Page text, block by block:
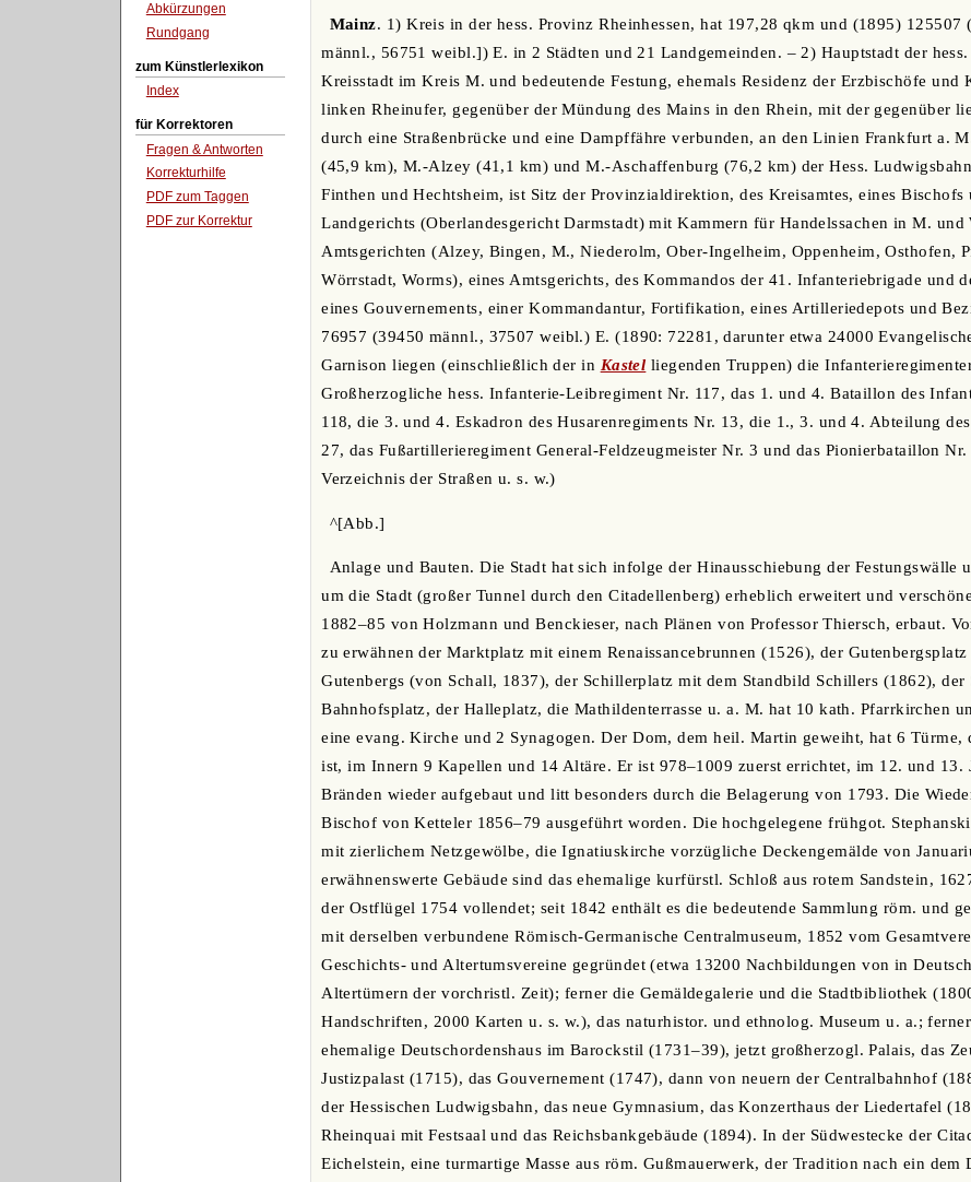
Abkürzungen
Rundgang
zum Künstlerlexikon
Index
für Korrektoren
Fragen & Antworten
Korrekturhilfe
PDF zum Taggen
PDF zur Korrektur
Mainz. 1) Kreis in der hess. Provinz Rheinhessen, hat 197,28 qkm und (1895) 125507
männl., 56751 weibl.]) E. in 2 Städten und 21 Landgemeinden. – 2) Hauptstadt der
Kreisstadt im Kreis M. und bedeutende Festung, ehemals Residenz der Erzbischöfe
linken Rheinufer, gegenüber der Mündung des Mains in den Rhein, mit der gegenüber
durch eine Straßenbrücke und eine Dampffähre verbunden, an den Linien Frankfurt a.
(45,9 km), M.-Alzey (41,1 km) und M.-Aschaffenburg (76,2 km) der Hess.
Finthen und Hechtsheim, ist Sitz der Provinzialdirektion, des Kreisamtes, eines Bischofs
Landgerichts (Oberlandesgericht Darmstadt) mit Kammern für Handelssachen in M. und
Amtsgerichten (Alzey, Bingen, M., Niederolm, Ober-Ingelheim, Oppenheim, Osthofen,
Wörrstadt, Worms), eines Amtsgerichts, des Kommandos der 41. Infanteriebrigade und
eines Gouvernements, einer Kommandantur, Fortifikation, eines Artilleriedepots und
76957 (39450 männl., 37507 weibl.) E. (1890: 72281, darunter etwa 24000
Garnison liegen (einschließlich der in Kastel liegenden Truppen) die
Großherzogliche hess. Infanterie-Leibregiment Nr. 117, das 1. und 4. Bataillon des
118, die 3. und 4. Eskadron des Husarenregiments Nr. 13, die 1., 3. und 4. Abteilung
27, das Fußartillerieregiment General-Feldzeugmeister Nr. 3 und das Pionierbataillon
Verzeichnis der Straßen u. s. w.)
^[Abb.]
Anlage und Bauten. Die Stadt hat sich infolge der Hinausschiebung der Festungswälle
um die Stadt (großer Tunnel durch den Citadellenberg) erheblich erweitert und
1882‒85 von Holzmann und Benckieser, nach Plänen von Professor Thiersch, erbaut.
zu erwähnen der Marktplatz mit einem Renaissancebrunnen (1526), der
Gutenbergs (von Schall, 1837), der Schillerplatz mit dem Standbild Schillers (1862), der
Bahnhofsplatz, der Halleplatz, die Mathildenterrasse u. a. M. hat 10 kath. Pfarrkirchen
eine evang. Kirche und 2 Synagogen. Der Dom, dem heil. Martin geweiht, hat 6 Türme,
ist, im Innern 9 Kapellen und 14 Altäre. Er ist 978‒1009 zuerst errichtet, im 12. und 13.
Bränden wieder aufgebaut und litt besonders durch die Belagerung von 1793. Die
Bischof von Ketteler 1856‒79 ausgeführt worden. Die hochgelegene frühgot.
mit zierlichem Netzgewölbe, die Ignatiuskirche vorzügliche Deckengemälde von
erwähnenswerte Gebäude sind das ehemalige kurfürstl. Schloß aus rotem Sandstein,
der Ostflügel 1754 vollendet; seit 1842 enthält es die bedeutende Sammlung röm. und
mit derselben verbundene Römisch-Germanische Centralmuseum, 1852 vom
Geschichts- und Altertumsvereine gegründet (etwa 13200 Nachbildungen von in
Altertümern der vorchristl. Zeit); ferner die Gemäldegalerie und die Stadtbibliothek
Handschriften, 2000 Karten u. s. w.), das naturhistor. und ethnolog. Museum u. a.;
ehemalige Deutschordenshaus im Barockstil (1731‒39), jetzt großherzogl. Palais, das
Justizpalast (1715), das Gouvernement (1747), dann von neuern der Centralbahnhof
der Hessischen Ludwigsbahn, das neue Gymnasium, das Konzerthaus der Liedertafel
Rheinquai mit Festsaal und das Reichsbankgebäude (1894). In der Südwestecke der
Eichelstein, eine turmartige Masse aus röm. Gußmauerwerk, der Tradition nach ein dem